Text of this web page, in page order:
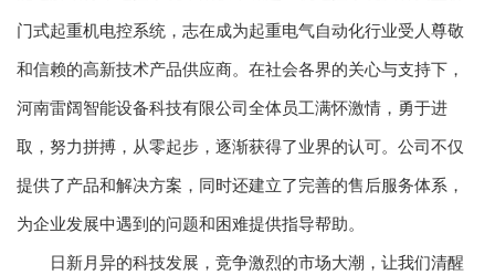
门式起重机电控系统，志在成为起重电气自动化行业受人尊敬
和信赖的高新技术产品供应商。在社会各界的关心与支持下，
河南雷阔智能设备科技有限公司全体员工满怀激情，勇于进
取，努力拼搏，从零起步，逐渐获得了业界的认可。公司不仅
提供了产品和解决方案，同时还建立了完善的售后服务体系，
为企业发展中遇到的问题和困难提供指导帮助。
日新月异的科技发展，竞争激烈的市场大潮，让我们清醒